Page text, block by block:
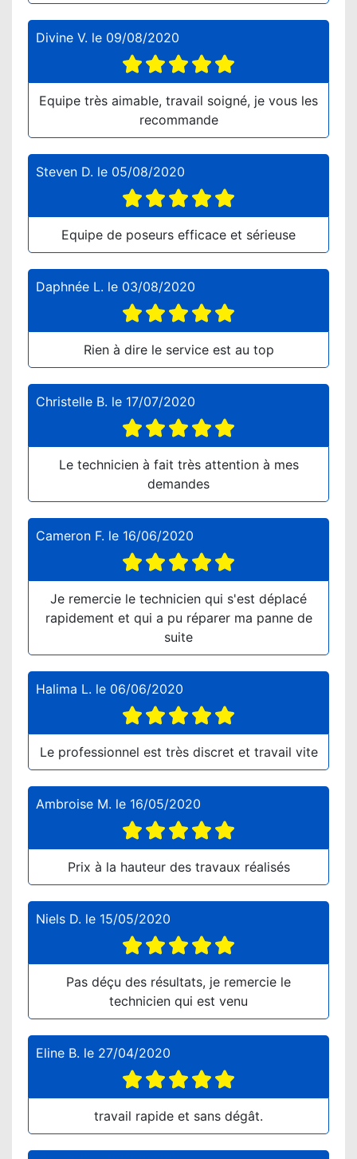
Divine V. le 09/08/2020
Equipe très aimable, travail soigné, je vous les
recommande
Steven D. le 05/08/2020
Equipe de poseurs efficace et sérieuse
Daphnée L. le 03/08/2020
Rien à dire le service est au top
Christelle B. le 17/07/2020
Le technicien à fait très attention à mes
demandes
Cameron F. le 16/06/2020
Je remercie le technicien qui s'est déplacé
rapidement et qui a pu réparer ma panne de
suite
Halima L. le 06/06/2020
Le professionnel est très discret et travail vite
Ambroise M. le 16/05/2020
Prix à la hauteur des travaux réalisés
Niels D. le 15/05/2020
Pas déçu des résultats, je remercie le
technicien qui est venu
Eline B. le 27/04/2020
travail rapide et sans dégât.